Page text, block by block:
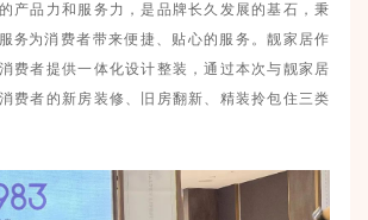
产品力和服务力，是品牌长久发展的基石，秉
服务为消费者带来便捷、贴心的服务。靓家居作
费者提供一体化设计整装，通过本次与靓家居
费者的新房装修、旧房翻新、精装拎包住三类